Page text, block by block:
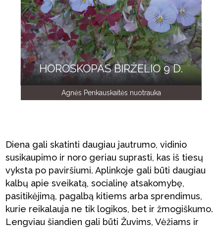
HOROSKOPAS BIRŽELIO 9 D.
Agnės Penkauskaitės nuotrauka
Diena gali skatinti daugiau jautrumo, vidinio
susikaupimo ir noro geriau suprasti, kas iš tiesų
vyksta po paviršiumi. Aplinkoje gali būti daugiau
kalbų apie sveikatą, socialinę atsakomybę,
pasitikėjimą, pagalbą kitiems arba sprendimus,
kurie reikalauja ne tik logikos, bet ir žmogiškumo.
Lengviau šiandien gali būti Žuvims, Vėžiams ir